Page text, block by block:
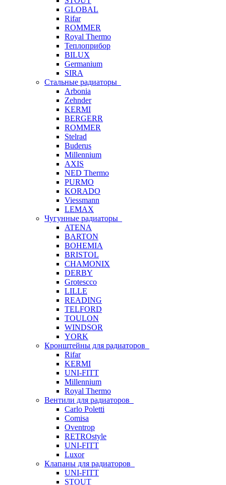
GLOBAL
Rifar
ROMMER
Royal Thermo
Теплоприбор
BILUX
Germanium
SIRA
Стальные радиаторы
Arbonia
Zehnder
KERMI
BERGERR
ROMMER
Stelrad
Buderus
Millennium
AXIS
NED Thermo
PURMO
KORADO
Viessmann
LEMAX
Чугунные радиаторы
ATENA
BARTON
BOHEMIA
BRISTOL
CHAMONIX
DERBY
Grotescco
LILLE
READING
TELFORD
TOULON
WINDSOR
YORK
Кронштейны для радиаторов
Rifar
KERMI
UNI-FITT
Millennium
Royal Thermo
Вентили для радиаторов
Carlo Poletti
Comisa
Oventrop
RETROstyle
UNI-FITT
Luxor
Клапаны для радиаторов
UNI-FITT
STOUT